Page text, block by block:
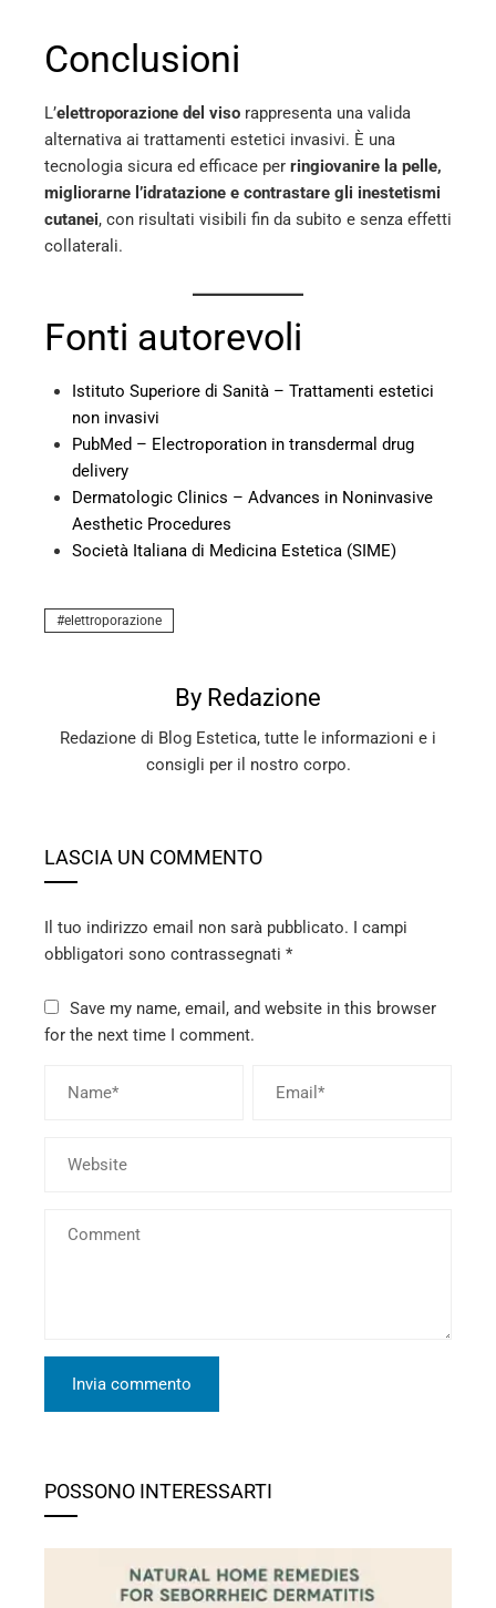
Conclusioni
L’elettroporazione del viso rappresenta una valida
alternativa ai trattamenti estetici invasivi. È una
tecnologia sicura ed efficace per ringiovanire la pelle,
migliorarne l’idratazione e contrastare gli inestetismi
cutanei, con risultati visibili fin da subito e senza effetti
collaterali.
Fonti autorevoli
Istituto Superiore di Sanità – Trattamenti estetici
non invasivi
PubMed – Electroporation in transdermal drug
delivery
Dermatologic Clinics – Advances in Noninvasive
Aesthetic Procedures
Società Italiana di Medicina Estetica (SIME)
elettroporazione
By Redazione
Redazione di Blog Estetica, tutte le informazioni e i
consigli per il nostro corpo.
LASCIA UN COMMENTO
Il tuo indirizzo email non sarà pubblicato. I campi
obbligatori sono contrassegnati *
Save my name, email, and website in this browser
for the next time I comment.
POSSONO INTERESSARTI